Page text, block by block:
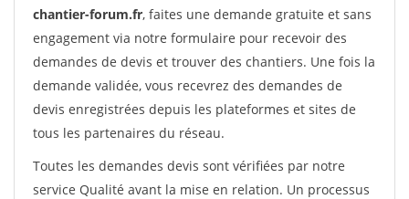
chantier-forum.fr, faites une demande gratuite et sans
engagement via notre formulaire pour recevoir des
demandes de devis et trouver des chantiers. Une fois la
demande validée, vous recevrez des demandes de
devis enregistrées depuis les plateformes et sites de
tous les partenaires du réseau.
Toutes les demandes devis sont vérifiées par notre
service Qualité avant la mise en relation. Un processus